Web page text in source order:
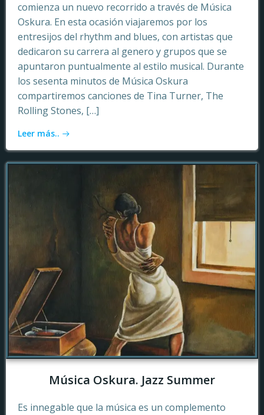
comienza un nuevo recorrido a través de Música
Oskura. En esta ocasión viajaremos por los
entresijos del rhythm and blues, con artistas que
dedicaron su carrera al genero y grupos que se
apuntaron puntualmente al estilo musical. Durante
los sesenta minutos de Música Oskura
compartiremos canciones de Tina Turner, The
Rolling Stones, […]
Leer más..
Música Oskura. Jazz Summer
Es innegable que la música es un complemento